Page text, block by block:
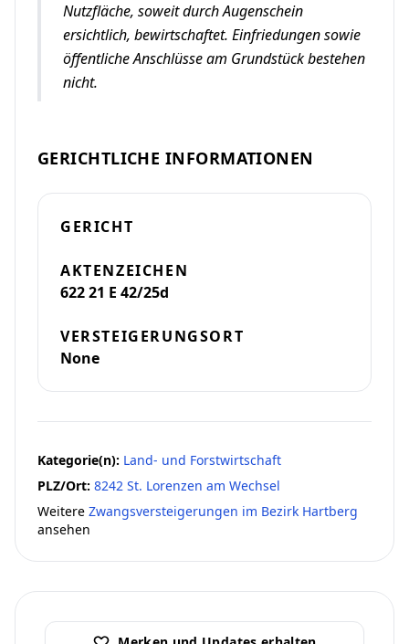
Nutzfläche, soweit durch Augenschein
ersichtlich, bewirtschaftet. Einfriedungen sowie
öffentliche Anschlüsse am Grundstück bestehen
nicht.
GERICHTLICHE INFORMATIONEN
GERICHT
AKTENZEICHEN
622 21 E 42/25d
VERSTEIGERUNGSORT
None
Kategorie(n): Land- und Forstwirtschaft
PLZ/Ort: 8242 St. Lorenzen am Wechsel
Weitere Zwangsversteigerungen im Bezirk Hartberg
ansehen